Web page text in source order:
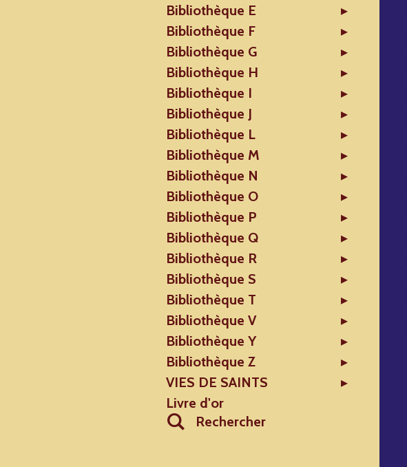
Bibliothèque E
Bibliothèque F
Bibliothèque G
Bibliothèque H
Bibliothèque I
Bibliothèque J
Bibliothèque L
Bibliothèque M
Bibliothèque N
Bibliothèque O
Bibliothèque P
Bibliothèque Q
Bibliothèque R
Bibliothèque S
Bibliothèque T
Bibliothèque V
Bibliothèque Y
Bibliothèque Z
VIES DE SAINTS
Livre d'or
Rechercher